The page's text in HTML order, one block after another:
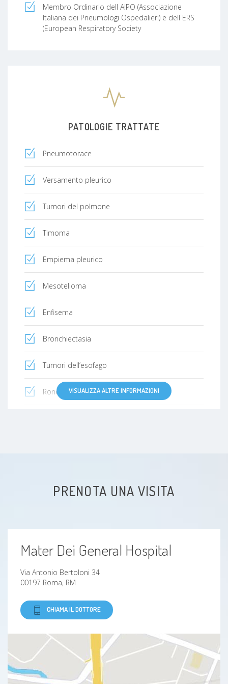
Membro Ordinario dell AIPO (Associazione
Italiana dei Pneumologi Ospedalieri) e dell ERS
(European Respiratory Society
PATOLOGIE TRATTATE
Pneumotorace
Versamento pleurico
Tumori del polmone
Timoma
Empiema pleurico
Mesotelioma
Enfisema
Bronchiectasia
Tumori dell’esofago
Roncopatia
bronchite cronica
VISUALIZZA ALTRE INFORMAZIONI
PRENOTA UNA VISITA
Mater Dei General Hospital
Via Antonio Bertoloni 34
00197 Roma, RM
CHIAMA IL DOTTORE